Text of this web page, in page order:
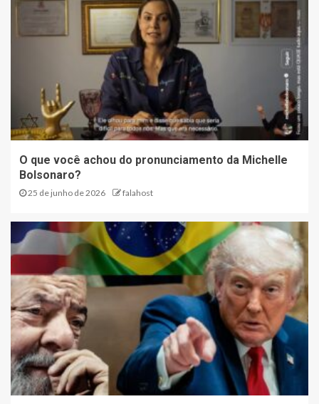
O que você achou do pronunciamento da Michelle
Bolsonaro?
25 de junho de 2026 falahost